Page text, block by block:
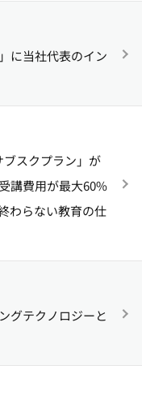
に当社代表のイン
スクプラン」が
講費用が最大60%
わらない教育の仕
グテクノロジーと